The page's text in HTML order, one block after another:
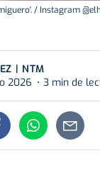
/ Instagram
| NTM
2026
3 min de